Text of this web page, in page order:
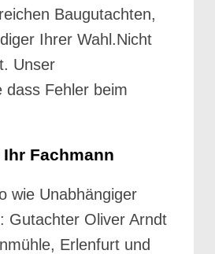
Baugutachten,
Ihrer Wahl.Nicht
Unser
dass Fehler beim
Fachmann
wie Unabhängiger
Gutachter Oliver Arndt
Erlenfurt und